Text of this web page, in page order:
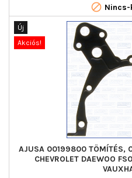

Új
Akciós!
AJUSA 00199800 TÖMÍTÉS,
CHEVROLET DAEWOO